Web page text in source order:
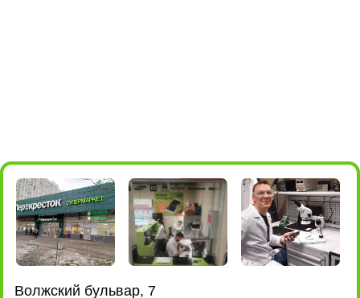
Ленинский проспект, 101
(EUROSPAR)